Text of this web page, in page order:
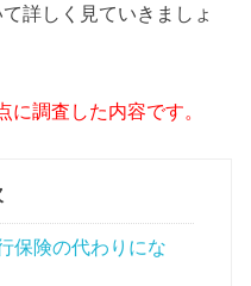
詳しく見ていきましょ
調査した内容です。
保険の代わりにな